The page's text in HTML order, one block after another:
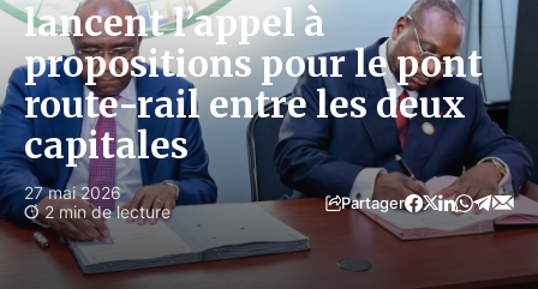
lancent l’appel à
propositions pour le pont
route-rail entre les deux
capitales
27 mai 2026
2 min de lecture
Partager